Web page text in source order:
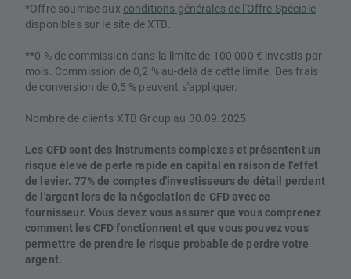
*Offre soumise aux conditions générales de l'Offre Spéciale
disponibles sur le site de XTB.
**0 % de commission dans la limite de 100 000 € investis par
mois. Commission de 0,2 % au-delà de cette limite. Des frais
de conversion de 0,5 % peuvent s'appliquer.
Nombre de clients XTB Group au 30.09.2025
Les CFD sont des instruments complexes et présentent un
risque élevé de perte rapide en capital en raison de l'effet
de levier. 77% de comptes d'investisseurs de détail perdent
de l'argent lors de la négociation de CFD avec ce
fournisseur. Vous devez vous assurer que vous comprenez
comment les CFD fonctionnent et que vous pouvez vous
permettre de prendre le risque probable de perdre votre
argent.